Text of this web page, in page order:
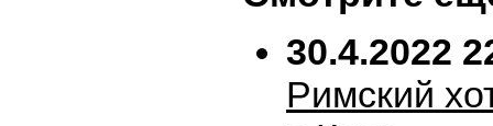
30.4.2022
Римский